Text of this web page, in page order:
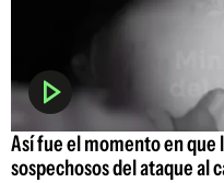
Así fue el momento en que
sospechosos del ataque al